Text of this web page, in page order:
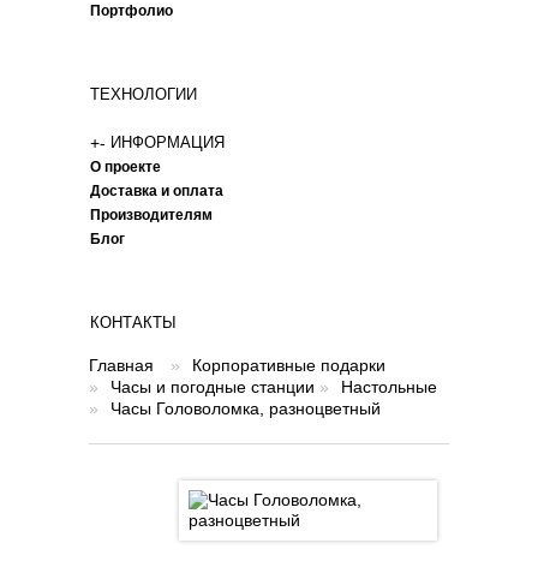
Портфолио
ТЕХНОЛОГИИ
+- ИНФОРМАЦИЯ
О проекте
Доставка и оплата
Производителям
Блог
КОНТАКТЫ
Главная »
Корпоративные подарки
»
Часы и погодные станции »
Настольные
»
Часы Головоломка, разноцветный